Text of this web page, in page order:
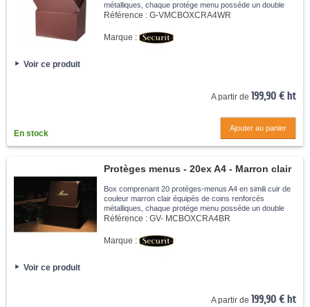
métalliques, chaque protége menu posséde un double
insert amovible pour 4 feuilles A4. Facile à nettoyer avec
Référence : G-VMCBOXCRA4WR
Marque :
Voir ce produit
A partir de 199,90 € ht
En stock
Ajouter au panier
Protèges menus - 20ex A4 - Marron clair
Box comprenant 20 protèges-menus A4 en simili cuir de
couleur marron clair équipés de coins renforcés
métalliques, chaque protége menu posséde un double
insert amovible pour 4 feuilles A4. Facile à nettoyer avec
Référence : GV- MCBOXCRA4BR
Marque :
Voir ce produit
A partir de 199,90 € ht